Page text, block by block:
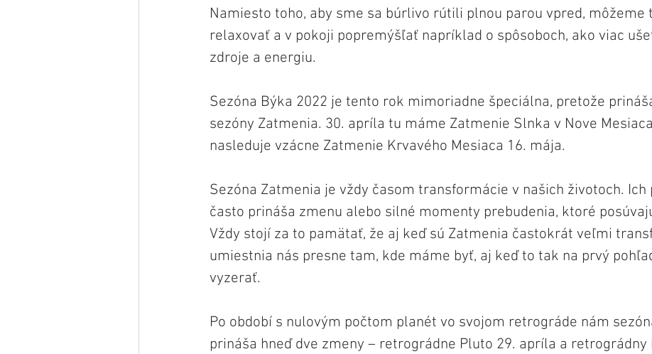
Namiesto toho, aby sme sa búrlivo rútili plnou parou vpred, môžeme
relaxovať a v pokoji popremýšľať napríklad o spôsoboch, ako viac
zdroje a energiu.
Sezóna Býka 2022 je tento rok mimoriadne špeciálna, pretože
sezóny Zatmenia. 30. apríla tu máme Zatmenie Slnka v Nove
nasleduje vzácne Zatmenie Krvavého Mesiaca 16. mája.
Sezóna Zatmenia je vždy časom transformácie v našich životoch.
často prináša zmenu alebo silné momenty prebudenia, ktoré
Vždy stojí za to pamätať, že aj keď sú Zatmenia častokrát veľmi
umiestnia nás presne tam, kde máme byť, aj keď to tak na prvý
vyzerať.
Po období s nulovým počtom planét vo svojom retrográde nám
prináša hneď dve zmeny – retrográdne Pluto 29. apríla a retrográdny